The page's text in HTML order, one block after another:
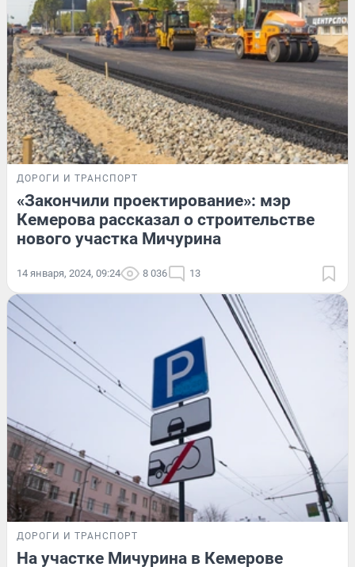
ДОРОГИ И ТРАНСПОРТ
«Закончили проектирование»: мэр
Кемерова рассказал о строительстве
нового участка Мичурина
14 января, 2024, 09:24 8 036 13
ДОРОГИ И ТРАНСПОРТ
На участке Мичурина в Кемерове